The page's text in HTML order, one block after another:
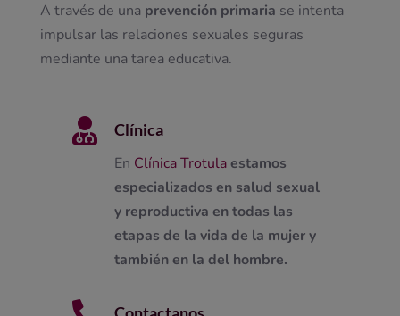
A través de una prevención primaria se intenta
impulsar las relaciones sexuales seguras
mediante una tarea educativa.

Clínica
En Clínica Trotulaestamos
especializados en salud sexual
y reproductiva en todas las
etapas de la vida de la mujer y
también en la del hombre.